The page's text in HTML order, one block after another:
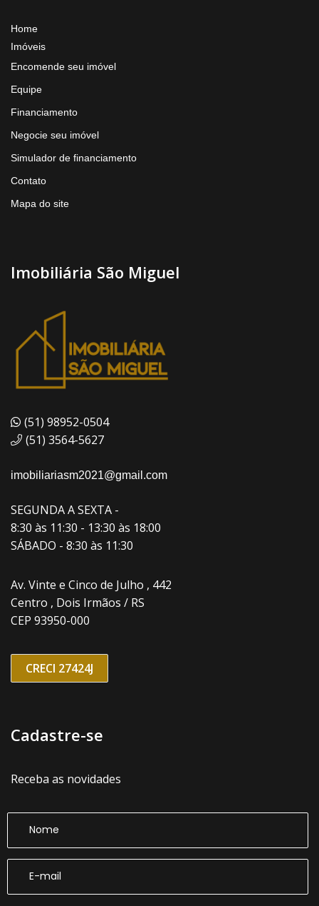
Home
Imóveis
Encomende seu imóvel
Equipe
Financiamento
Negocie seu imóvel
Simulador de financiamento
Contato
Mapa do site
Imobiliária São Miguel
(51) 98952-0504
(51) 3564-5627
imobiliariasm2021@gmail.com
SEGUNDA A SEXTA -
8:30 às 11:30 - 13:30 às 18:00
SÁBADO - 8:30 às 11:30
Av. Vinte e Cinco de Julho , 442
Centro , Dois Irmãos / RS
CEP 93950-000
CRECI 27424J
Cadastre-se
Receba as novidades